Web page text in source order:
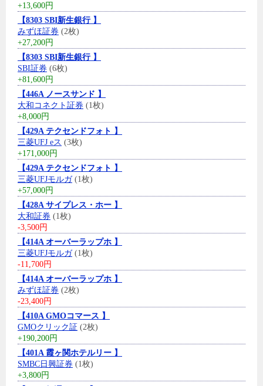
+13,600円
【8303 SBI新生銀行 】
みずほ証券 (2枚)
+27,200円
【8303 SBI新生銀行 】
SBI証券 (6枚)
+81,600円
【446A ノースサンド 】
大和コネクト証券 (1枚)
+8,000円
【429A テクセンドフォト 】
三菱UFJ eス (3枚)
+171,000円
【429A テクセンドフォト 】
三菱UFJモルガ(1枚)
+57,000円
【428A サイプレス・ホー 】
大和証券 (1枚)
-3,500円
【414A オーバーラップホ 】
三菱UFJモルガ(1枚)
-11,700円
【414A オーバーラップホ 】
みずほ証券 (2枚)
-23,400円
【410A GMOコマース 】
GMOクリック証 (2枚)
+190,200円
【401A 霞ヶ関ホテルリー 】
SMBC日興証券 (1枚)
+3,800円